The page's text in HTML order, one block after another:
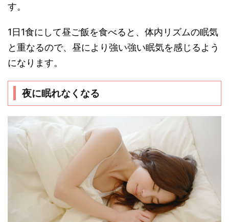
す。
1日1食にして昼ご飯を食べると、体内リズムの眠気
と重なるので、昼により強い強い眠気を感じるよう
になります。
夜に眠れなくなる